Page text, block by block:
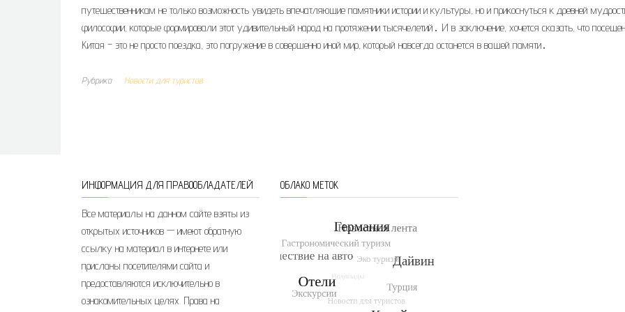
путешественникам не только возможность увидеть впечатляющие памятники истории и культуры, но и прикоснуться к древней
философии, которые формировали этот удивительный народ на протяжении тысячелетий․ И в заключение, хочется сказать, что
Китая – это не просто поездка, это погружение в совершенно иной мир, который навсегда останется в вашей памяти․
Рубрика Новости для туристов
ИНФОРМАЦИЯ ДЛЯ ПРАВООБЛАДАТЕЛЕЙ
Все материалы на данном сайте взяты из
открытых источников — имеют обратную
ссылку на материал в интернете или
присланы посетителями сайта и
предоставляются исключительно в
ознакомительных целях. Права на
ОБЛАКО МЕТОК